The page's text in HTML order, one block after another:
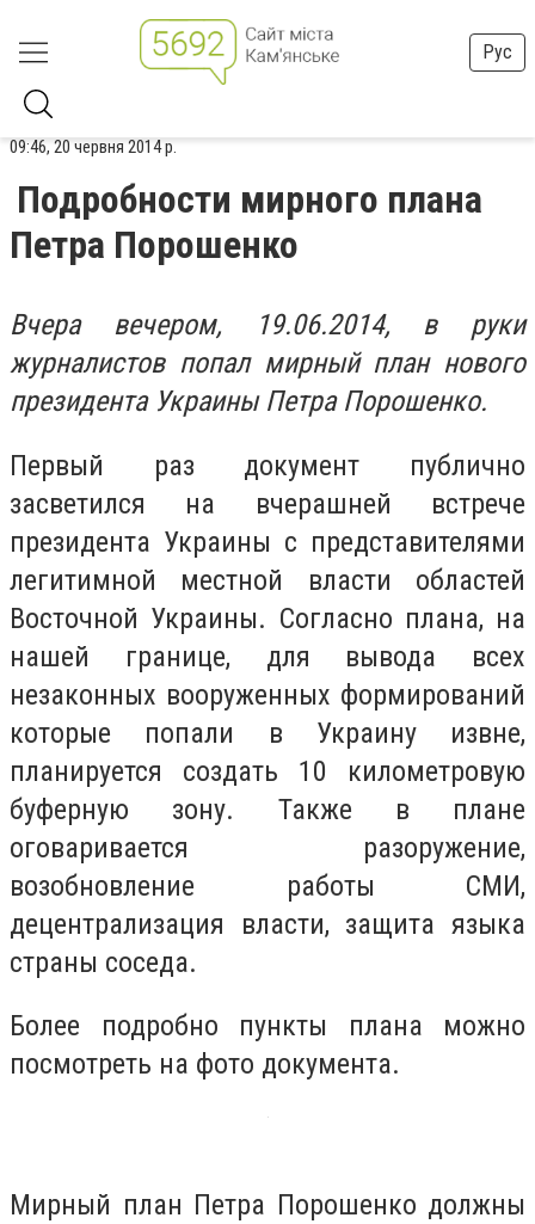
Рус
09:46, 20 червня 2014 р.
Подробности мирного плана
Петра Порошенко
Вчера вечером, 19.06.2014, в руки
журналистов попал мирный план нового
президента Украины Петра Порошенко.
Первый раз документ публично
засветился на вчерашней встрече
президента Украины с представителями
легитимной местной власти областей
Восточной Украины. Согласно плана, на
нашей границе, для вывода всех
незаконных вооруженных формирований
которые попали в Украину извне,
планируется создать 10 километровую
буферную зону. Также в плане
оговаривается разоружение,
возобновление работы СМИ,
децентрализация власти, защита языка
страны соседа.
Более подробно пункты плана можно
посмотреть на фото документа.
Мирный план Петра Порошенко должны